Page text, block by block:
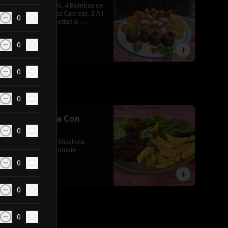
4 Arancini de Funghi, 4 Bombas de
Zetas, 3 Empanadas Caprese, 3 Ají
Crocante, 4 Bruschettas al
$25.592
Hamburguesa Con
Papas fritas
Con Papas Fritas Y Ensalada,
Lechuga, Choclo, Tomate
0
0
0
0
0
0
0
0